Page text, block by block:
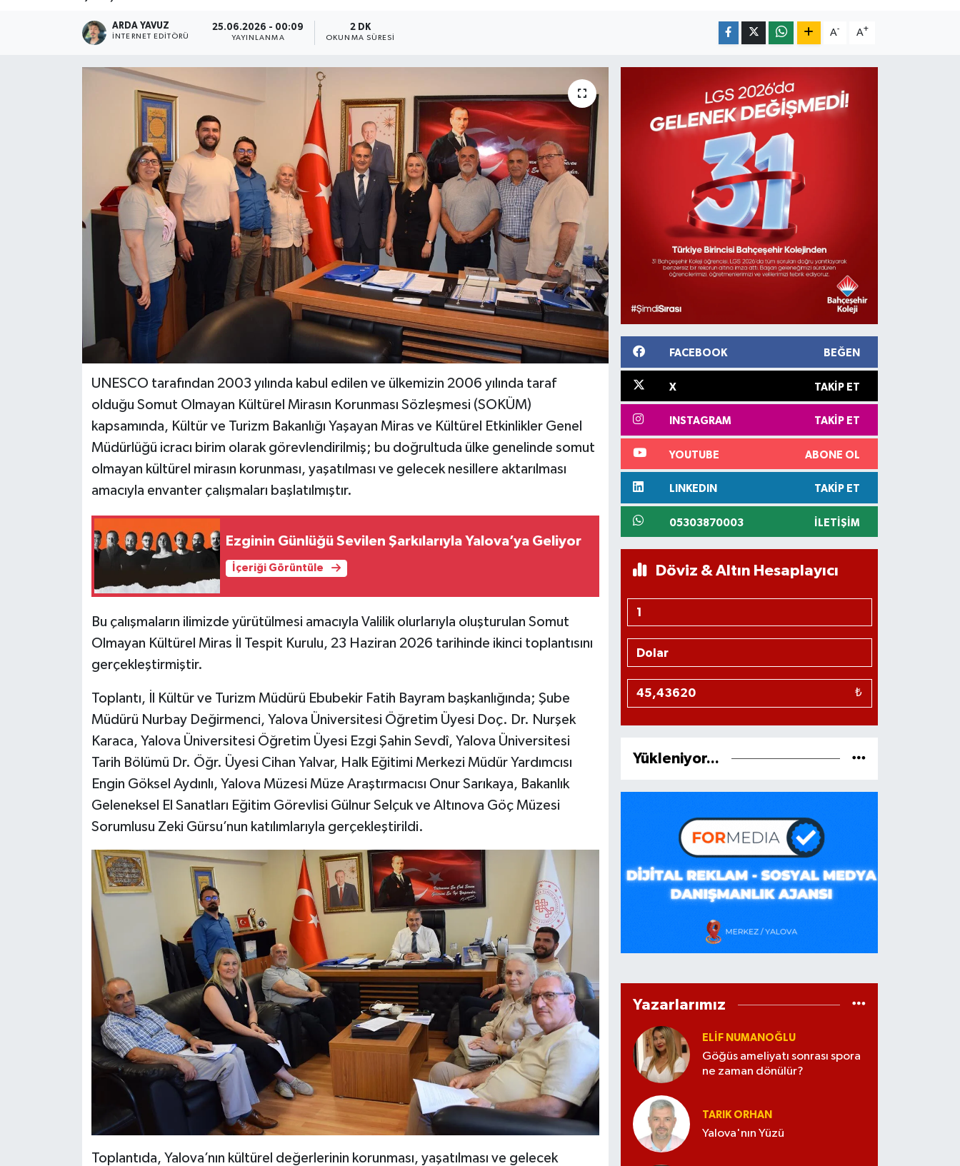
ARDA YAVUZ
İNTERNET EDITÖRÜ
25.06.2026 - 00:09
YAYINLANMA
2 DK
OKUNMA SÜRESI
A- A+
UNESCO tarafından 2003 yılında kabul edilen ve ülkemizin 2006 yılında taraf
olduğu Somut Olmayan Kültürel Mirasın Korunması Sözleşmesi (SOKÜM)
kapsamında, Kültür ve Turizm Bakanlığı Yaşayan Miras ve Kültürel Etkinlikler Genel
Müdürlüğü icracı birim olarak görevlendirilmiş; bu doğrultuda ülke genelinde somut
olmayan kültürel mirasın korunması, yaşatılması ve gelecek nesillere aktarılması
amacıyla envanter çalışmaları başlatılmıştır.
Ezginin Günlüğü Sevilen Şarkılarıyla Yalova’ya Geliyor
İçeriği Görüntüle
Bu çalışmaların ilimizde yürütülmesi amacıyla Valilik olurlarıyla oluşturulan Somut
Olmayan Kültürel Miras İl Tespit Kurulu, 23 Haziran 2026 tarihinde ikinci toplantısını
gerçekleştirmiştir.
Toplantı, İl Kültür ve Turizm Müdürü Ebubekir Fatih Bayram başkanlığında; Şube
Müdürü Nurbay Değirmenci, Yalova Üniversitesi Öğretim Üyesi Doç. Dr. Nurşek
Karaca, Yalova Üniversitesi Öğretim Üyesi Ezgi Şahin Sevdî, Yalova Üniversitesi
Tarih Bölümü Dr. Öğr. Üyesi Cihan Yalvar, Halk Eğitimi Merkezi Müdür Yardımcısı
Engin Göksel Aydınlı, Yalova Müzesi Müze Araştırmacısı Onur Sarıkaya, Bakanlık
Geleneksel El Sanatları Eğitim Görevlisi Gülnur Selçuk ve Altınova Göç Müzesi
Sorumlusu Zeki Gürsu’nun katılımlarıyla gerçekleştirildi.
Toplantıda, Yalova’nın kültürel değerlerinin korunması, yaşatılması ve gelecek
FACEBOOK BEĞEN
X TAKIP ET
INSTAGRAM TAKIP ET
YOUTUBE ABONE OL
LINKEDIN TAKIP ET
05303870003 İLETIŞIM
Döviz & Altın Hesaplayıcı
₺
Yükleniyor...
Yazarlarımız
ELİF NUMANOĞLU
Göğüs ameliyatı sonrası spora
ne zaman dönülür?
TARIK ORHAN
Yalova'nın Yüzü